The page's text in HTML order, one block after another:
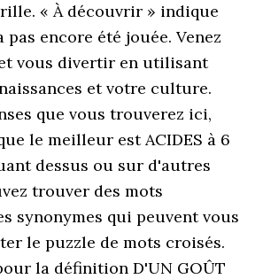
« À découvrir » indique
pas encore été jouée. Venez
vous divertir en utilisant
et votre culture.
que vous trouverez ici,
le meilleur est ACIDES à 6
dessus ou sur d'autres
trouver des mots
synonymes qui peuvent vous
le puzzle de mots croisés.
la définition D'UN GOÛT